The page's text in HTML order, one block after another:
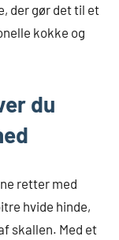
der gør det til et
kokke og
du
retter med
hvide hinde,
skallen. Med et